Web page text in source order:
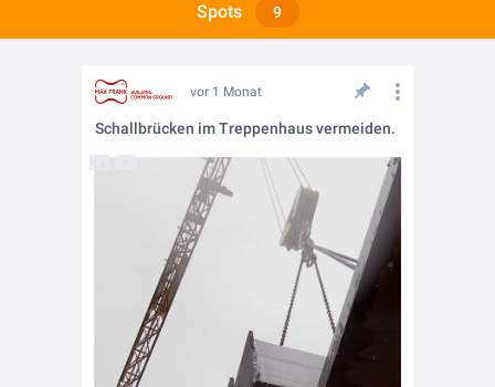
Spots 9
vor 1 Monat
Schallbrücken im Treppenhaus vermeiden.